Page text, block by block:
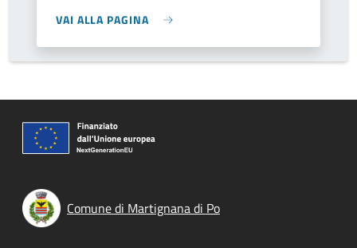
VAI ALLA PAGINA
Comune di Martignana di Po